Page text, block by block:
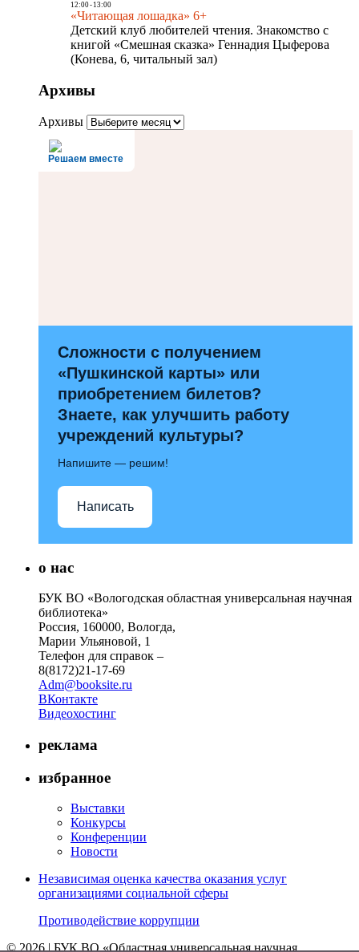
12:00- 13:00
«Читающая лошадка» 6+
Детский клуб любителей чтения. Знакомство с
книгой «Смешная сказка» Геннадия Цыферова
(Конева, 6, читальный зал)
Архивы
Архивы
Решаем вместе
Сложности с получением
«Пушкинской карты» или
приобретением билетов?
Знаете, как улучшить работу
учреждений культуры?
Напишите — решим!
Написать
о нас
БУК ВО «Вологодская областная универсальная научная
библиотека»
Россия, 160000, Вологда,
Марии Ульяновой, 1
Телефон для справок –
8(8172)21-17-69
Adm@booksite.ru
ВКонтакте
Видеохостинг
реклама
избранное
Выставки
Конкурсы
Конференции
Новости
Независимая оценка качества оказания услуг
организациями социальной сферы
Противодействие коррупции
© 2026 | БУК ВО «Областная универсальная научная